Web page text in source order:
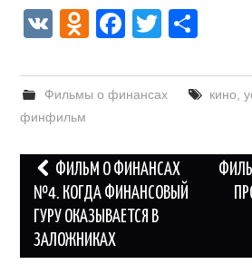
V
O
n
a
ss
ni
ki
F
c
o
o
k
T
tt
р
а
Фильмы о финансах кино
финфильм
Навигация
по
записям
ФИЛЬМ О ФИНАНСАХ
№4. КОГДА ФИНАНСОВЫЙ
ГУРУ ОКАЗЫВАЕТСЯ В
ЗАЛОЖНИКАХ